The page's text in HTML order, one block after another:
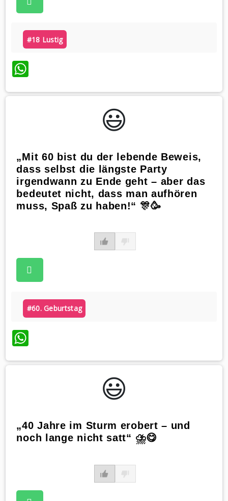
#18 Lustig
WhatsApp
😃️
„Mit 60 bist du der lebende Beweis,
dass selbst die längste Party
irgendwann zu Ende geht – aber das
bedeutet nicht, dass man aufhören
muss, Spaß zu haben!“ 🎊🥳
#60. Geburtstag
WhatsApp
😃️
„40 Jahre im Sturm erobert – und
noch lange nicht satt“ ⛈️😋